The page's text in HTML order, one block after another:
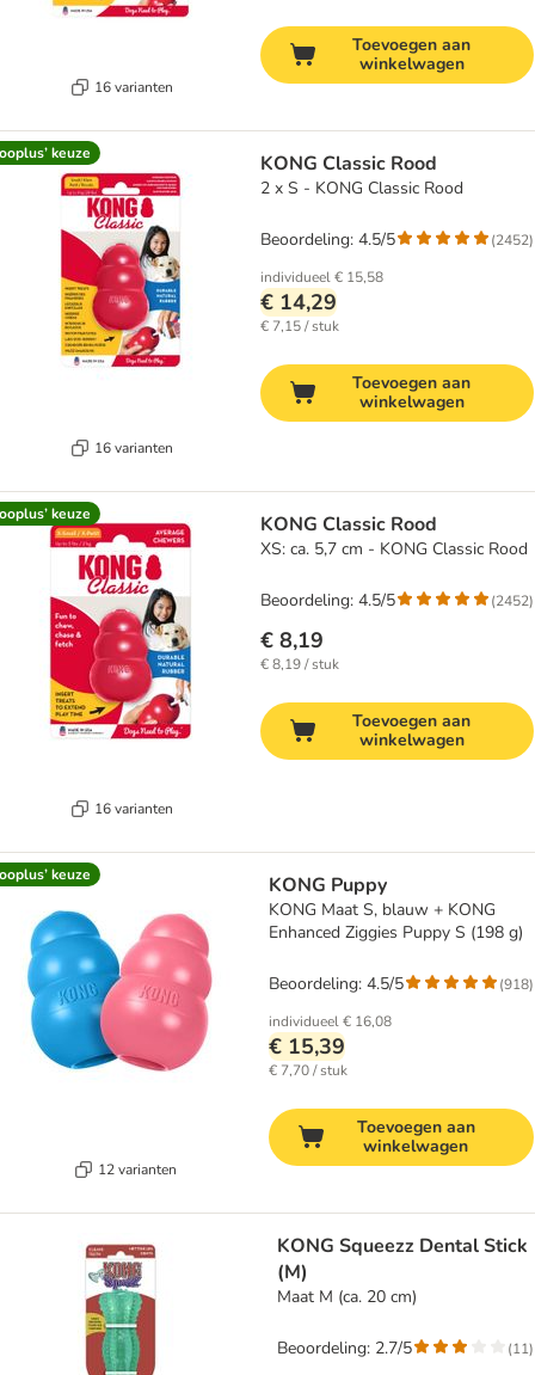
16 varianten
Toevoegen aan
winkelwagen
keuze
16 varianten
KONG Classic Rood
2 x S - KONG Classic Rood
individueel€ 15,58
€ 14,29
€ 7,15 / stuk
Beoordeling: 4.5/5 (2452)
Toevoegen aan
winkelwagen
keuze
16 varianten
KONG Classic Rood
XS: ca. 5,7 cm - KONG Classic Rood
€ 8,19
€ 8,19 / stuk
Beoordeling: 4.5/5 (2452)
Toevoegen aan
winkelwagen
keuze
12 varianten
KONG Puppy
KONG Maat S, blauw + KONG
Enhanced Ziggies Puppy S (198 g)
individueel€ 16,08
€ 15,39
€ 7,70 / stuk
Beoordeling: 4.5/5 (918)
Toevoegen aan
winkelwagen
KONG Squeezz Dental Stick
(M)
Maat M (ca. 20 cm)
Beoordeling: 2.7/5 (11)